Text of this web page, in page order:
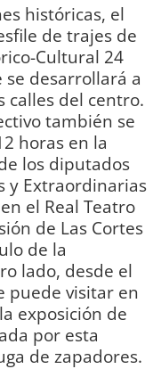
históricas, el
de trajes de
Cultural 24
desarrollará a
calles del centro.
también se
horas en la
los diputados
y Extraordinarias
el Real Teatro
de Las Cortes
de la
lado, desde el
puede visitar en
exposición de
por esta
de zapadores.